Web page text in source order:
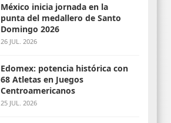
México inicia jornada en la
punta del medallero de Santo
Domingo 2026
26 JUL. 2026
Edomex: potencia histórica con
68 Atletas en Juegos
Centroamericanos
25 JUL. 2026